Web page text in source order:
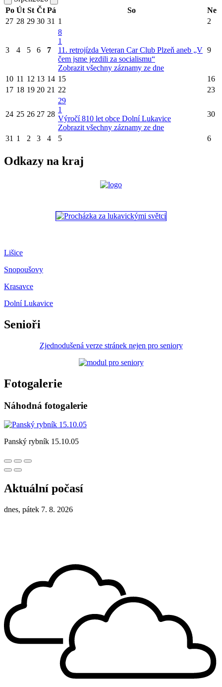
Po Út St Čt Pá So
Ne
27 28 29 30 31 1 2
3 4 5 6 7
8
1
11. retrojízda Veteran Car Club Plzeň aneb „V
čem jsme jezdili za socialismu“
Zobrazit všechny záznamy ze dne
9
10 11 12 13 14 15
16
17 18 19 20 21 22 23
24 25 26 27 28
29
1
Výročí 810 let obce Dolní Lukavice
Zobrazit všechny záznamy ze dne
30
31 1 2 3 4 5 6
Odkazy na kraj
Lišice
Snopoušovy
Krasavce
Dolní Lukavice
Senioři
Zjednodušená verze stránek nejen pro seniory
Fotogalerie
Náhodná fotogalerie
Panský rybník 15.10.05
Aktuální počasí
dnes, pátek 7. 8. 2026